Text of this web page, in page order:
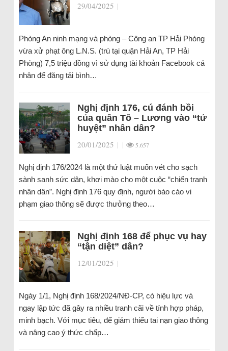
29/04/2025 |
Phòng An ninh mạng và phòng – Công an TP Hải Phòng
vừa xử phạt ông L.N.S. (trú tại quận Hải An, TP Hải
Phòng) 7,5 triệu đồng vì sử dụng tài khoản Facebook cá
nhân để đăng tải bình…
Nghị định 176, cú đánh bồi
của quân Tô – Lương vào “tử
huyệt” nhân dân?
20/01/2025 | | 5.657
Nghị định 176/2024 là một thứ luật muốn vét cho sạch
sành sanh sức dân, khơi mào cho một cuộc “chiến tranh
nhân dân”. Nghị định 176 quy định, người báo cáo vi
phạm giao thông sẽ được thưởng theo…
Nghị định 168 để phục vụ hay
“tận diệt” dân?
12/01/2025 |
Ngày 1/1, Nghị định 168/2024/NĐ-CP, có hiệu lực và
ngay lập tức đã gây ra nhiều tranh cãi về tính hợp pháp,
minh bạch. Với mục tiêu, để giảm thiểu tai nạn giao thông
và nâng cao ý thức chấp…